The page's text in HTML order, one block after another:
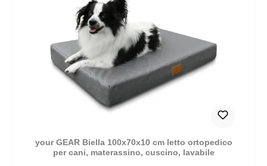
your GEAR Biella 100x70x10 cm letto ortopedico
per cani, materassino, cuscino, lavabile